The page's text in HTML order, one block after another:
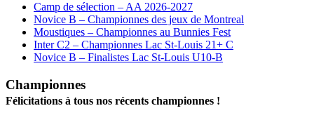
Camp de sélection – AA 2026-2027
Novice B – Championnes des jeux de Montreal
Moustiques – Championnes au Bunnies Fest
Inter C2 – Championnes Lac St-Louis 21+ C
Novice B – Finalistes Lac St-Louis U10-B
Championnes
Félicitations à tous nos récents championnes !